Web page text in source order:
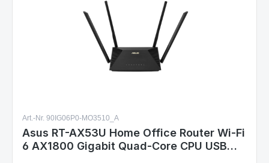
Art.-Nr. 90IG06P0-MO3510_A
Asus RT-AX53U Home Office Router Wi-Fi
6 AX1800 Gigabit Quad-Core CPU USB